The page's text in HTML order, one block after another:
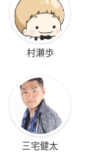
村瀬歩
三宅健太